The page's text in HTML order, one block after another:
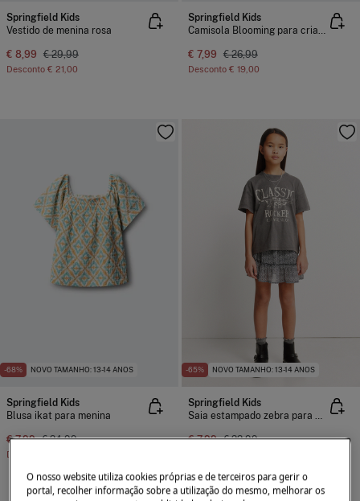
Springfield Kids
Vestido de menina rosa
€ 8,99 € 29,99
Desconto € 21,00
Springfield Kids
Camisola Blooming para criança
€ 7,99 € 26,99
Desconto € 19,00
-68% NOVO TAMANHO: 13-14 ANOS
Springfield Kids
Blusa ikat para menina
€ 7,99 € 24,99
Desconto
-65% NOVO TAMANHO: 13-14 ANOS
Springfield Kids
Saia estampado zebra para menina
€ 7,99 € 22,99
O nosso website utiliza cookies próprias e de terceiros para gerir o
portal, recolher informação sobre a utilização do mesmo, melhorar os